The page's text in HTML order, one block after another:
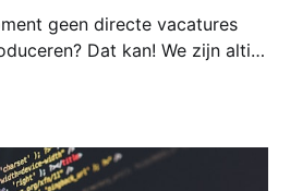
geen directe vacatures
Dat kan! We zijn altijd